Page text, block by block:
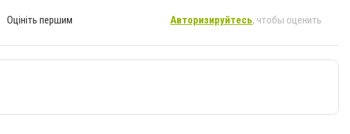
Оцініть першим Авторизируйтесь, чтобы оценить